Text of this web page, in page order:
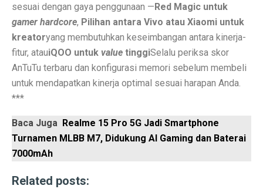
7 Tanda Awal Rabies yang Sering Diabaikan
Unduh Lagu Waste No Time (OST Asmara Gen Z)
Strategi Buffett: Kelola Uang Tanpa Rugi di 2025
Indeks Tabungan Konsumen Tumbuh Lemah di
sesuai dengan gaya penggunaan —Red Magic untuk
gamer hardcore, Pilihan antara Vivo atau Xiaomi untuk
kreatoryang membutuhkan keseimbangan antara kinerja-
fitur, atauiQOO untuk value tinggiSelalu periksa skor
AnTuTu terbaru dan konfigurasi memori sebelum membeli
untuk mendapatkan kinerja optimal sesuai harapan Anda.
***
Baca Juga Realme 15 Pro 5G Jadi Smartphone
Turnamen MLBB M7, Didukung AI Gaming dan Baterai
7000mAh
Related posts: